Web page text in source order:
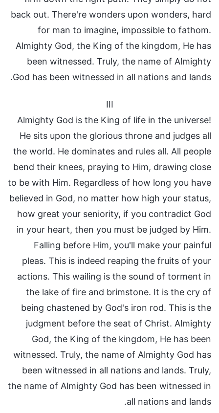
back out. There're wonders upon wonders, hard
for man to imagine, impossible to fathom.
Almighty God, the King of the kingdom, He has
been witnessed. Truly, the name of Almighty
God has been witnessed in all nations and lands.
III
Almighty God is the King of life in the universe!
He sits upon the glorious throne and judges all
the world. He dominates and rules all. All people
bend their knees, praying to Him, drawing close
to be with Him. Regardless of how long you have
believed in God, no matter how high your status,
how great your seniority, if you contradict God
in your heart, then you must be judged by Him.
Falling before Him, you'll make your painful
pleas. This is indeed reaping the fruits of your
actions. This wailing is the sound of torment in
the lake of fire and brimstone. It is the cry of
being chastened by God's iron rod. This is the
judgment before the seat of Christ. Almighty
God, the King of the kingdom, He has been
witnessed. Truly, the name of Almighty God has
been witnessed in all nations and lands. Truly,
the name of Almighty God has been witnessed in
all nations and lands.